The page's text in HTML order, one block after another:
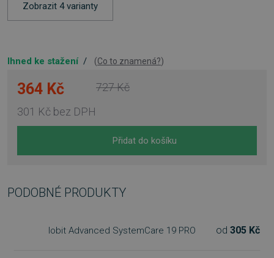
Zobrazit 4 varianty
Ihned ke stažení / (Co to znamená?)
364 Kč
301 Kč bez DPH
727 Kč
Přidat do košíku
PODOBNÉ PRODUKTY
Iobit Advanced SystemCare 19 PRO od 305 Kč